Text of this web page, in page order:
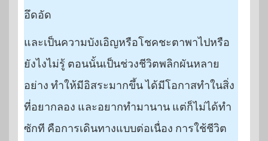
อึดอัด
และเป็นความบังเอิญหรือโชคชะตาพาไปหรือ
ยังไงไม่รู้ ตอนนั้นเป็นช่วงชีวิตพลิกผันหลาย
อย่าง ทำให้มีอิสระมากขึ้น ได้มีโอกาสทำในสิ่ง
ที่อยากลอง และอยากทำมานาน แต่ก็ไม่ได้ทำ
ซักที คือการเดินทางแบบต่อเนื่อง การใช้ชีวิต